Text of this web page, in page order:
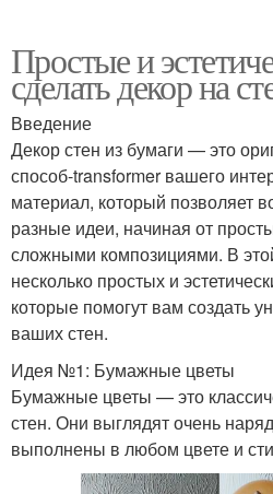
Простые и
сделать декор на
Введение
Декор стен из бумаги — это
способ-transformer вашего
материал, который позволяет
разные идеи, начиная от
сложными композициями. В
несколько простых и
которые помогут вам создать
ваших стен.
Идея №1: Бумажные цветы
Бумажные цветы — это
стен. Они выглядят очень
выполнены в любом цвете и